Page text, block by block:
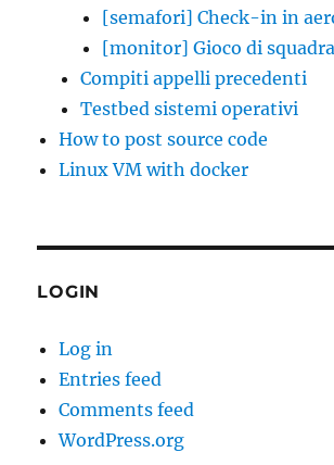
[semafori] Check-in in
[monitor] Gioco di squadra
Compiti appelli precedenti
Testbed sistemi operativi
How to post source code
Linux VM with docker
LOGIN
Log in
Entries feed
Comments feed
WordPress.org